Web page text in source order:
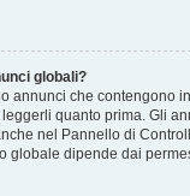
globali?
annunci che contengono
quanto prima. Gli
nel Pannello di
globale dipende dai